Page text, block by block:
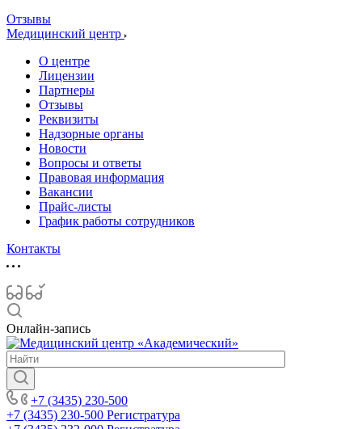
Отзывы
Медицинский центр
О центре
Лицензии
Партнеры
Отзывы
Реквизиты
Надзорные органы
Новости
Вопросы и ответы
Правовая информация
Вакансии
Прайс-листы
График работы сотрудников
Контакты
Онлайн-запись
+7 (3435) 230-500
+7 (3435) 230-500 Регистратура